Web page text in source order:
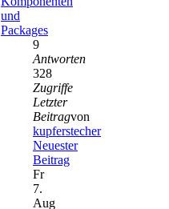
und
Packages
9
Antworten
328
Zugriffe
Letzter
Beitragvon
kupferstecher
Neuester
Beitrag
Fr
7.
Aug